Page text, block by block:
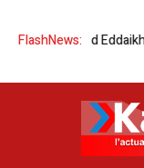
FlashNews:
| Majid Eddaikhane